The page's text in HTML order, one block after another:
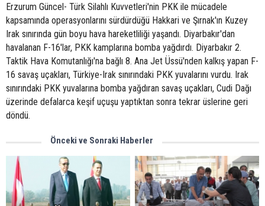
Erzurum Güncel- Türk Silahlı Kuvvetleri'nin PKK ile mücadele
kapsamında operasyonlarını sürdürdüğü Hakkari ve Şırnak'ın Kuzey
Irak sınırında gün boyu hava hareketliliği yaşandı. Diyarbakır'dan
havalanan F-16'lar, PKK kamplarına bomba yağdırdı. Diyarbakır 2.
Taktik Hava Komutanlığı'na bağlı 8. Ana Jet Üssü'nden kalkış yapan F-
16 savaş uçakları, Türkiye-Irak sınırındaki PKK yuvalarını vurdu. Irak
sınırındaki PKK yuvalarına bomba yağdıran savaş uçakları, Cudi Dağı
üzerinde defalarca keşif uçuşu yaptıktan sonra tekrar üslerine geri
döndü.
Önceki ve Sonraki Haberler